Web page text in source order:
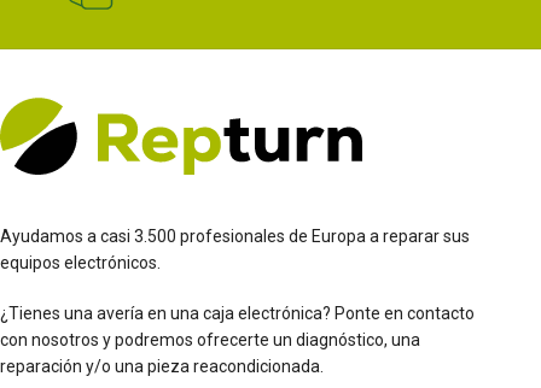
Ayudamos a casi 3.500 profesionales de Europa a reparar sus
equipos electrónicos.
¿Tienes una avería en una caja electrónica? Ponte en contacto
con nosotros y podremos ofrecerte un diagnóstico, una
reparación y/o una pieza reacondicionada.